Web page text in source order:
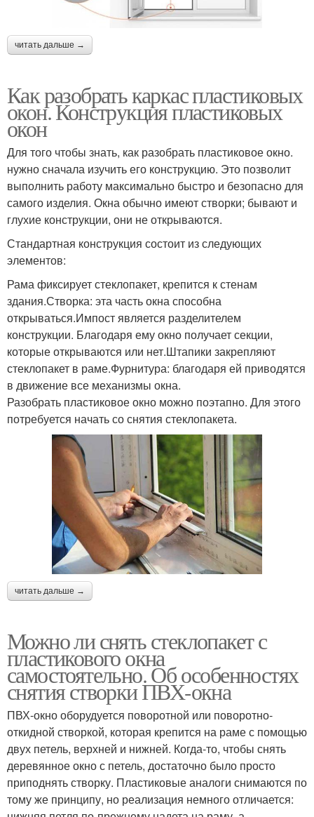
читать дальше →
Как разобрать каркас пластиковых
окон. Конструкция пластиковых
окон
Для того чтобы знать, как разобрать пластиковое окно.
нужно сначала изучить его конструкцию. Это позволит
выполнить работу максимально быстро и безопасно для
самого изделия. Окна обычно имеют створки; бывают и
глухие конструкции, они не открываются.
Стандартная конструкция состоит из следующих
элементов:
Рама фиксирует стеклопакет, крепится к стенам
здания.Створка: эта часть окна способна
открываться.Импост является разделителем
конструкции. Благодаря ему окно получает секции,
которые открываются или нет.Штапики закрепляют
стеклопакет в раме.Фурнитура: благодаря ей приводятся
в движение все механизмы окна.
Разобрать пластиковое окно можно поэтапно. Для этого
потребуется начать со снятия стеклопакета.
читать дальше →
Можно ли снять стеклопакет с
пластикового окна
самостоятельно. Об особенностях
снятия створки ПВХ-окна
ПВХ-окно оборудуется поворотной или поворотно-
откидной створкой, которая крепится на раме с помощью
двух петель, верхней и нижней. Когда-то, чтобы снять
деревянное окно с петель, достаточно было просто
приподнять створку. Пластиковые аналоги снимаются по
тому же принципу, но реализация немного отличается: